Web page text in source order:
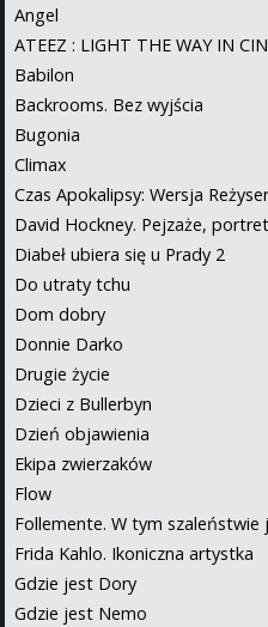
Angel
ATEEZ : LIGHT THE WAY IN
Babilon
Backrooms. Bez wyjścia
Bugonia
Climax
Czas Apokalipsy: Wersja
David Hockney. Pejzaże,
Diabeł ubiera się u Prady 2
Do utraty tchu
Dom dobry
Donnie Darko
Drugie życie
Dzieci z Bullerbyn
Dzień objawienia
Ekipa zwierzaków
Flow
Follemente. W tym
Frida Kahlo. Ikoniczna artystka
Gdzie jest Dory
Gdzie jest Nemo